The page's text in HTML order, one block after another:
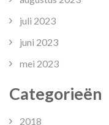
juli 2023
juni 2023
mei 2023
Categorieën
2018